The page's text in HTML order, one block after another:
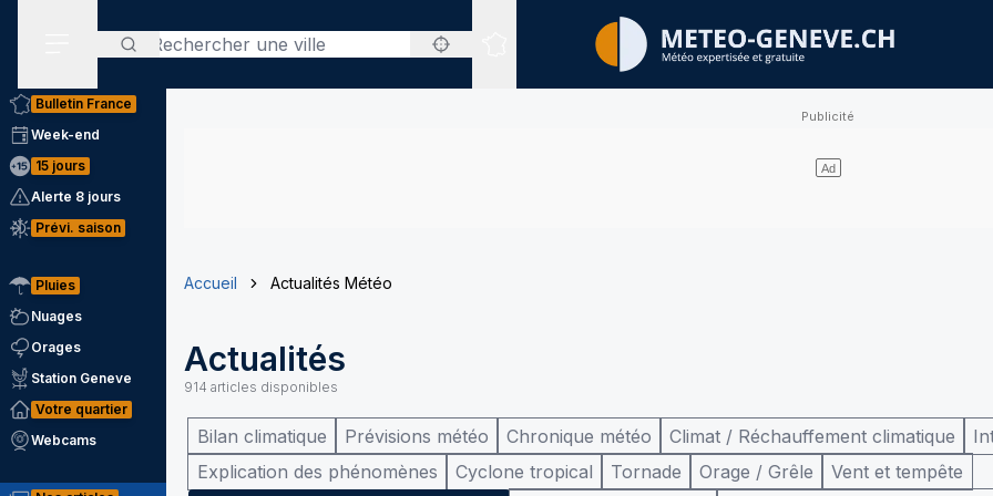
Rechercher
Sites expertisés
Bulletin France
Week-end
15 jours
Alerte 8 jours
Prévi. saison
Pluies
Nuages
Orages
Station Geneve
Votre quartier
Webcams
Accueil Actualités Météo
Actualités
914 articles disponibles
Bilan climatique Prévisions météo Chronique météo Climat / Réchauffement climatique
Explication des phénomènes
Cyclone tropical Tornade Orage / Grêle
Vent et tempête